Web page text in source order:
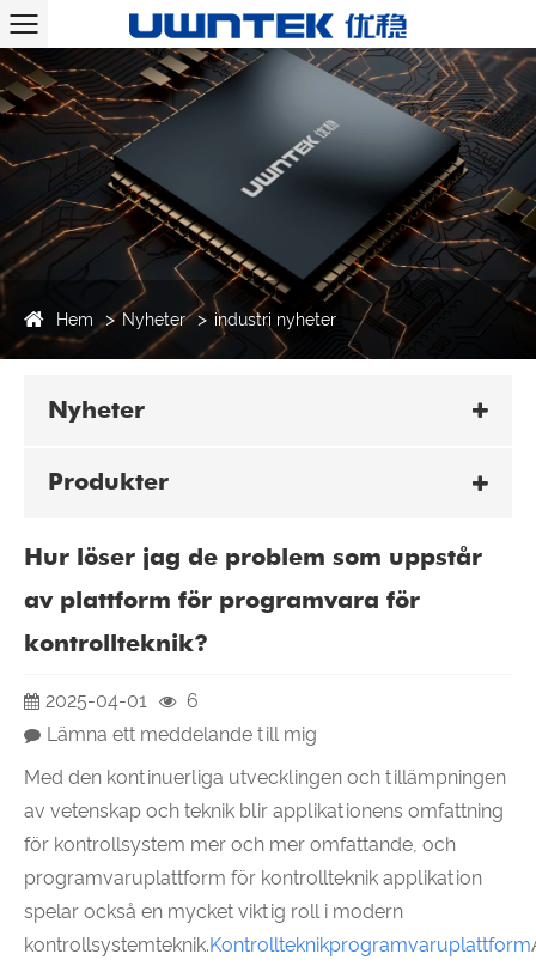
Hem Nyheter industri nyheter
Nyheter
Produkter
Hur löser jag de problem som uppstår
av plattform för programvara för
kontrollteknik?
2025-04-01
6
Lämna ett meddelande till mig
Med den kontinuerliga utvecklingen och tillämpningen
av vetenskap och teknik blir applikationens omfattning
för kontrollsystem mer och mer omfattande, och
programvaruplattform för kontrollteknik applikation
spelar också en mycket viktig roll i modern
kontrollsystemteknik.Kontrollteknikprogramvaruplattform